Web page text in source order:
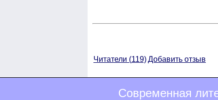
Читатели (119)Добавить отзыв
Современная